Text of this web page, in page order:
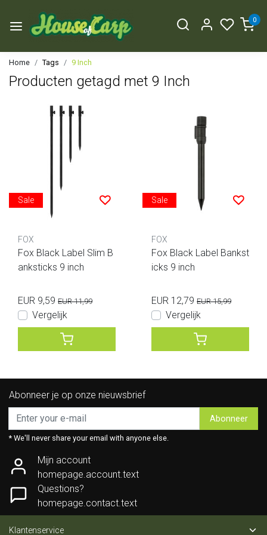
0
Home Tags 9 Inch
Producten getagd met 9 Inch
Sale
FOX
Fox Black Label Slim B
anksticks 9 inch
EUR 9,59 EUR 11,99
Vergelijk
Sale
FOX
Fox Black Label Bankst
icks 9 inch
EUR 12,79 EUR 15,99
Vergelijk
Abonneer je op onze nieuwsbrief
Abonneer
* We'll never share your email with anyone else.
Mijn account
homepage.account.text
Questions?
homepage.contact.text
Klantenservice